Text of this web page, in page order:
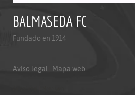
BALMASEDA FC
Fundado en 1914
Aviso legal Mapa web